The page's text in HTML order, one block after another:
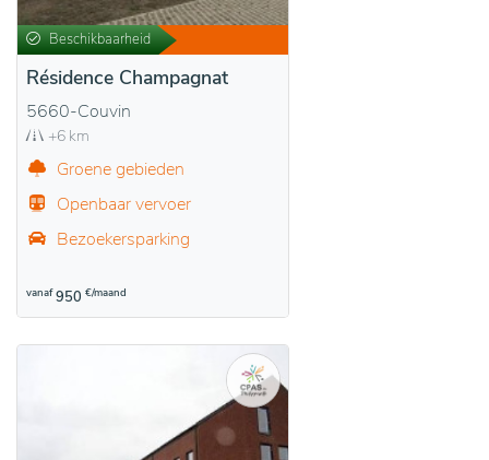
Beschikbaarheid
Résidence Champagnat
5660-Couvin
+6 km
Groene gebieden
Openbaar vervoer
Bezoekersparking
vanaf 950 €/maand